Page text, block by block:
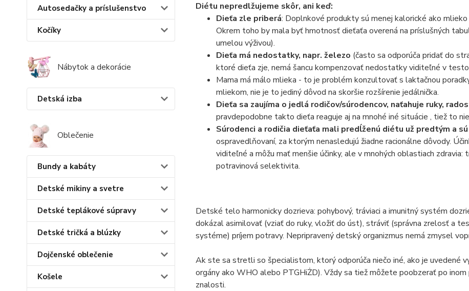
Autosedačky a príslušenstvo
Kočíky
Nábytok a dekorácie
Detská izba
Oblečenie
Bundy a kabáty
Detské mikiny a svetre
Detské teplákové súpravy
Detské tričká a blúzky
Dojčenské oblečenie
Košele
Diétu nepredlžujeme skôr, ani keď:
Dieťa zle priberá: Doplnkové produkty sú menej kalorické ako
Okrem toho by mala byť hmotnosť dieťaťa overená na príslušných
umelou výživou).
Dieťa má nedostatky, napr. železo (často sa odporúča pridať do
ktoré dieťa zje, nemá šancu kompenzovať nedostatky viditeľné v
Mama má málo mlieka - to je problém konzultovať s laktačnou
mliekom, nie je to jediný dôvod na skoršie rozšírenie jedálnička.
Dieťa sa zaujíma o jedlá rodičov/súrodencov, naťahuje ruky,
pravdepodobne takto dieťa reaguje aj na mnohé iné situácie , tiež to
Súrodenci a rodičia dieťaťa mali predĺženú diétu už predtým a
ospravedlňovaní, za ktorým nenasledujú žiadne racionálne dôvody.
viditeľné a môžu mať menšie účinky, ale v mnohých oblastiach
potravinová selektivita.
Detské telo harmonicky dozrieva: pohybový, tráviaci a imunitný systém
dokázal asimilovať (vziať do ruky, vložiť do úst), stráviť (správna zrelosť a
systéme) príjem potravy. Nepripravený detský organizmus nemá zmysel
Ak ste sa stretli so špecialistom, ktorý odporúča niečo iné, ako je uvedené
orgány ako WHO alebo PTGHiŻD). Vždy sa tiež môžete poobzerať po
znalosti.